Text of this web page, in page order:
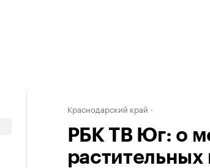
Краснодарский край
РБК ТВ Юг: о